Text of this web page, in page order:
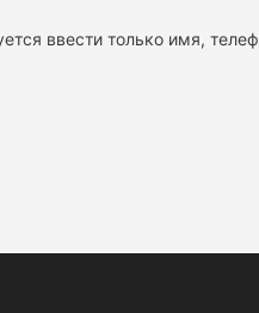
ввести только имя,